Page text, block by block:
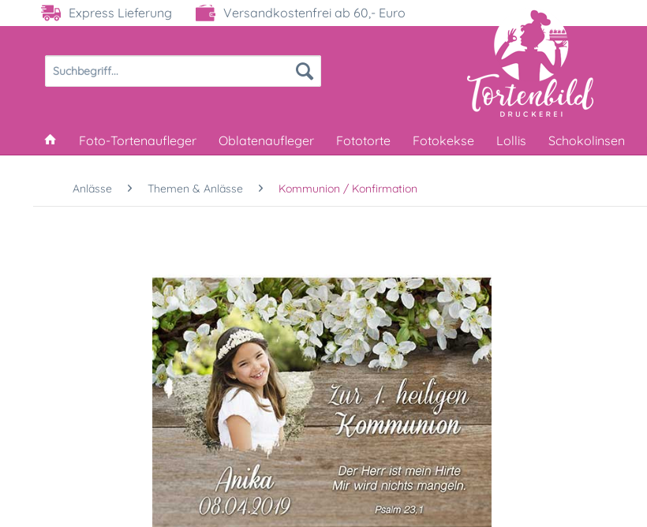
Express Lieferung Versandkostenfrei ab 60,- Euro
Foto-Tortenaufleger Oblatenaufleger Fototorte Fotokekse Lollis Schokolinsen
Anlässe Themen & Anlässe Kommunion / Konfirmation